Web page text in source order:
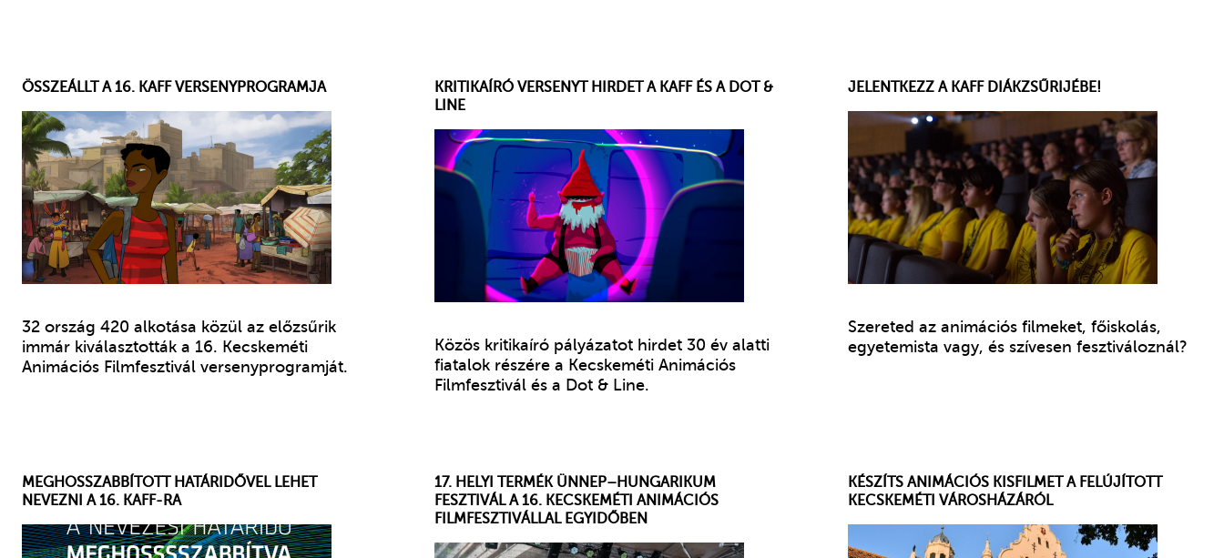
ÖSSZEÁLLT A 16. KAFF VERSENYPROGRAMJA
32 ország 420 alkotása közül az előzsűrik
immár kiválasztották a 16. Kecskeméti
Animációs Filmfesztivál versenyprogramját.
KRITIKAÍRÓ VERSENYT HIRDET A KAFF ÉS A DOT &
LINE
Közös kritikaíró pályázatot hirdet 30 év alatti
fiatalok részére a Kecskeméti Animációs
Filmfesztivál és a Dot & Line.
JELENTKEZZ A KAFF DIÁKZSŰRIJÉBE!
Szereted az animációs filmeket, főiskolás,
egyetemista vagy, és szívesen fesztiváloznál?
MEGHOSSZABBÍTOTT HATÁRIDŐVEL LEHET
NEVEZNI A 16. KAFF-RA
17. HELYI TERMÉK ÜNNEP–HUNGARIKUM
FESZTIVÁL A 16. KECSKEMÉTI ANIMÁCIÓS
FILMFESZTIVÁLLAL EGYIDŐBEN
KÉSZÍTS ANIMÁCIÓS KISFILMET A FELÚJÍTOTT
KECSKEMÉTI VÁROSHÁZÁRÓL